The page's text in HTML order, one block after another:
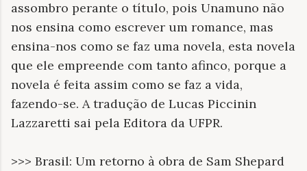
assombro perante o título, pois Unamuno não
nos ensina como escrever um romance, mas
ensina-nos como se faz uma novela, esta novela
que ele empreende com tanto afinco, porque a
novela é feita assim como se faz a vida,
fazendo-se. A tradução de Lucas Piccinin
Lazzaretti sai pela Editora da UFPR.
>>> Brasil: Um retorno à obra de Sam Shepard